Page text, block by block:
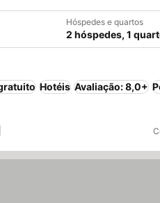
Hóspedes e quartos
2 hóspedes, 1
Hotéis Avaliação: 8,0+